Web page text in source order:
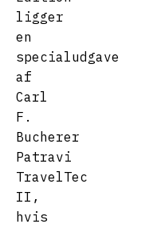
ligger
en
specialudgave
af
Carl
F.
Bucherer
Patravi
TravelTec
II,
hvis